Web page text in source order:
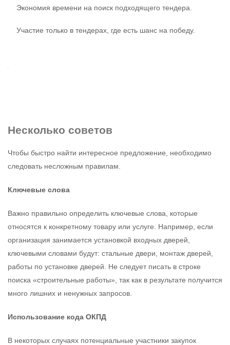
Экономия времени на поиск подходящего тендера.
Участие только в тендерах, где есть шанс на победу.
Несколько советов
Чтобы быстро найти интересное предложение, необходимо
следовать несложным правилам.
Ключевые слова
Важно правильно определить ключевые слова, которые
относятся к конкретному товару или услуге. Например, если
организация занимается установкой входных дверей,
ключевыми словами будут: стальные двери, монтаж дверей,
работы по установке дверей. Не следует писать в строке
поиска «строительные работы», так как в результате получится
много лишних и ненужных запросов.
Использование кода ОКПД
В некоторых случаях потенциальные участники закупок